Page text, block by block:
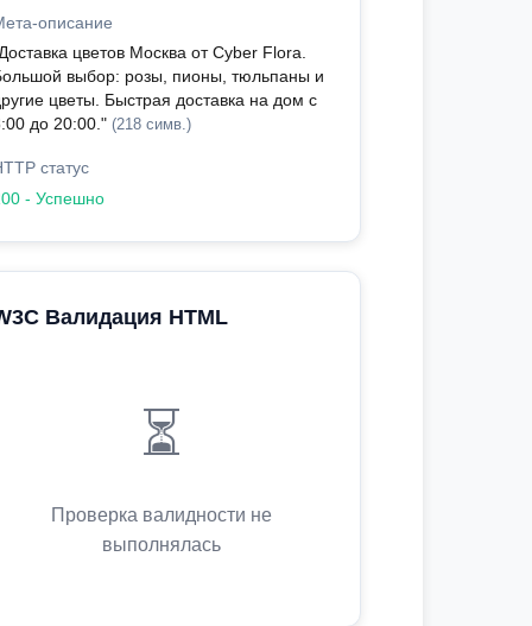
описание
цветов Москва от Cyber Flora.
выбор: розы, пионы, тюльпаны и
цветы. Быстрая доставка на дом с
до 20:00." (218 симв.)
статус
- Успешно
Валидация HTML
⏳
Проверка валидности не
выполнялась